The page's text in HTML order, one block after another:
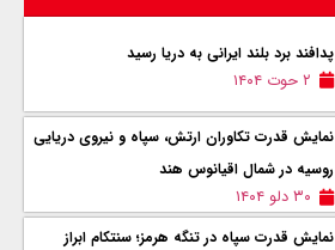
پدافند برد بلند ایرانی به دریا رسید
۲ حوت ۱۴۰۴
نمایش قدرت تکاوران ارتش، سپاه و نیروی دریایی
روسیه در شمال اقیانوس هند
۳۰ دلو ۱۴۰۴
نمایش قدرت سپاه در تنگه هرمز؛ سنتکام ابراز